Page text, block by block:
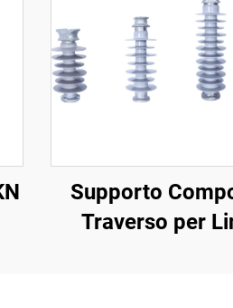
Supporto
Traverso per